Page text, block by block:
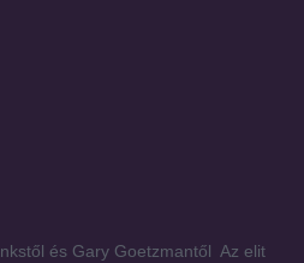
és Gary Goetzmantől  Az elit